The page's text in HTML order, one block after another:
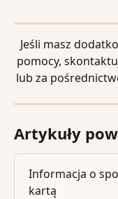
Jeśli masz
pomocy,
lub za
Artykuły
Informacja o
kartą